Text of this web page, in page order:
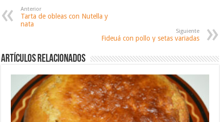
Anterior
Tarta de obleas con Nutella y
nata
Siguiente
Fideuá con pollo y setas variadas
Artículos relacionados